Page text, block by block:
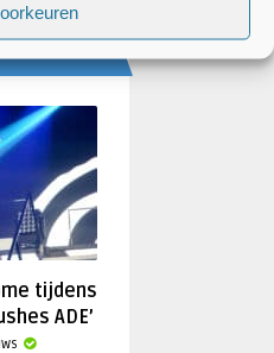
tijdens
ADE’